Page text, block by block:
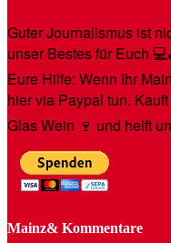
Guter Journalismus ist
unser Bestes für Euch
Eure Hilfe: Wenn Ihr
hier via Paypal tun.
Glas Wein 🍷 und helft
Mainz& Kommentare